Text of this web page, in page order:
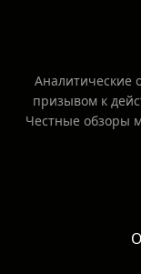
Аналитические
призывом к
Честные обзоры